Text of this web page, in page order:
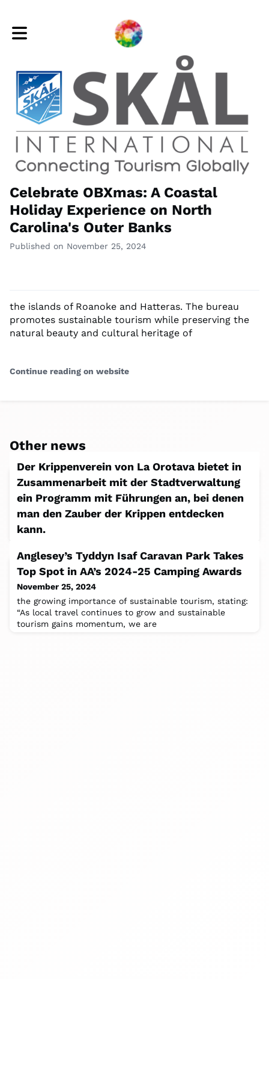
Toggle main navigation
Celebrate OBXmas: A Coastal
Holiday Experience on North
Carolina's Outer Banks
Published on November 25, 2024
the islands of Roanoke and Hatteras. The bureau
promotes sustainable tourism while preserving the
natural beauty and cultural heritage of
Continue reading on website
Other news
Der Krippenverein von La Orotava bietet in
Zusammenarbeit mit der Stadtverwaltung
ein Programm mit Führungen an, bei denen
man den Zauber der Krippen entdecken
kann.
und unter der Koordination des Unternehmens Be-
canary Slow & Sustainable Tourism ein neues Programm
von Führungen unter dem Titel „El camino
Anglesey’s Tyddyn Isaf Caravan Park Takes
Top Spot in AA’s 2024-25 Camping Awards
November 25, 2024
the growing importance of sustainable tourism, stating:
“As local travel continues to grow and sustainable
tourism gains momentum, we are